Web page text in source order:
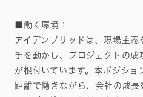
■働く環境：
アイデンブリッドは、現場主
手を動かし、プロジェクトの
が根付いています。本ポジショ
距離で働きながら、会社の成